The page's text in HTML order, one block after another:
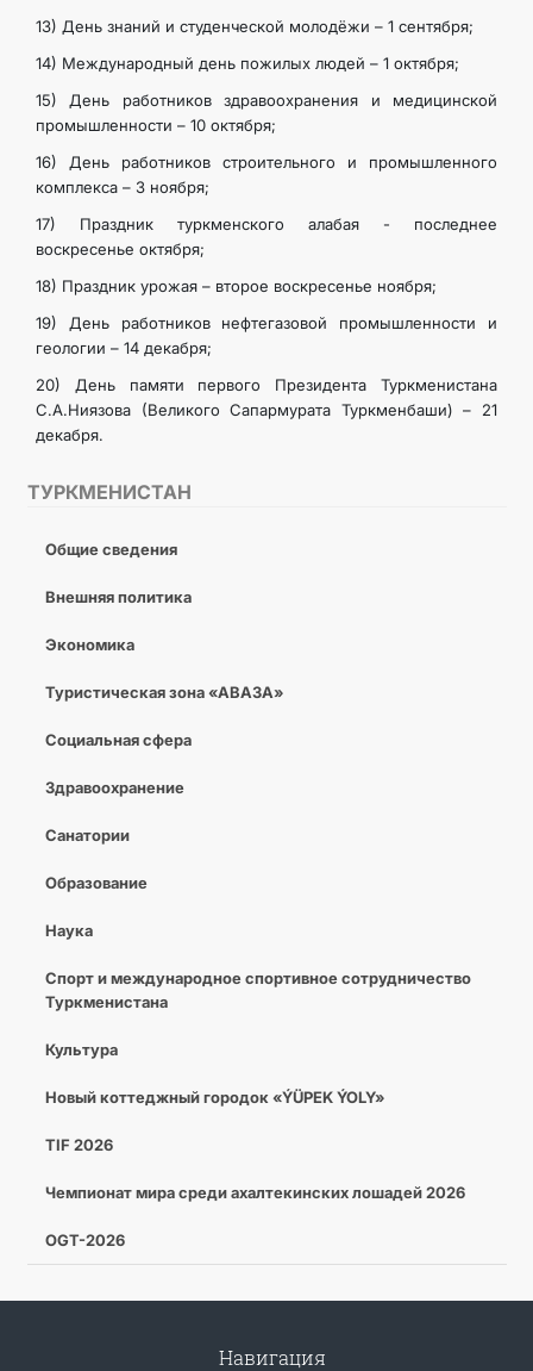
ТУРКМЕНИСТАН
Общие сведения
Внешняя политика
Экономика
Туристическая зона «АВАЗА»
Социальная сфера
Здравоохранение
Санатории
Образование
Наука
Спорт и международное спортивное сотрудничество
Туркменистана
Культура
Новый коттеджный городок «ÝÜPEK ÝOLY»
TIF 2026
Чемпионат мира среди ахалтекинских лошадей 2026
OGT-2026
13) День знаний и студенческой молодёжи – 1 сентября;
14) Международный день пожилых людей – 1 октября;
15) День работников здравоохранения и медицинской
промышленности – 10 октября;
16) День работников строительного и промышленного
комплекса – 3 ноября;
17) Праздник туркменского алабая - последнее
воскресенье октября;
18) Праздник урожая – второе воскресенье ноября;
19) День работников нефтегазовой промышленности и
геологии – 14 декабря;
20) День памяти первого Президента Туркменистана
С.А.Ниязова (Великого Сапармурата Туркменбаши) – 21
декабря.
Навигация